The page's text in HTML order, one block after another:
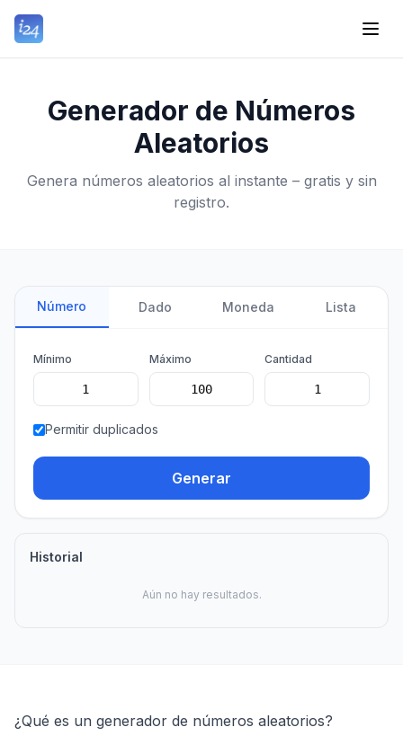
Generador de Números
Aleatorios
Genera números aleatorios al instante – gratis y sin
registro.
Número Dado Moneda Lista
Mínimo Máximo Cantidad
Permitir duplicados
Generar
Historial
Aún no hay resultados.
¿Qué es un generador de números aleatorios?